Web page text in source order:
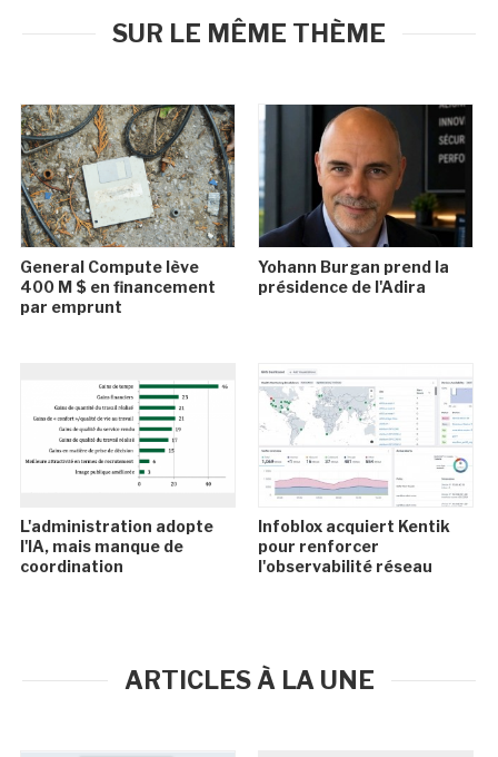
SUR LE MÊME THÈME
General Compute lève
400 M $ en financement
par emprunt
Yohann Burgan prend la
présidence de l'Adira
L'administration adopte
l'IA, mais manque de
coordination
Infoblox acquiert Kentik
pour renforcer
l'observabilité réseau
ARTICLES À LA UNE